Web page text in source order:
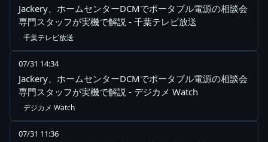
Jackery、ホームセンターDCMでポータブル電源の相談会
専門スタッフが実機で解説 - 千葉テレビ放送
千葉テレビ放送
07/31 14:34
Jackery、ホームセンターDCMでポータブル電源の相談会
専門スタッフが実機で解説 - デジカメ Watch
デジカメ Watch
07/31 11:36